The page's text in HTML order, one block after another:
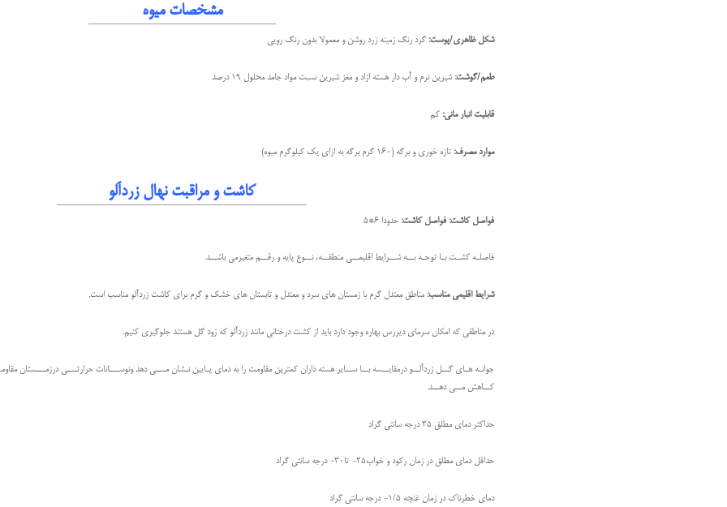
مشخصات میوه
شکل ظاهری/پوست: گرد رنگ زمینه زرد روشن و معمولا بدون رنگ رویی
طعم/گوشت:شیرین نرم و آب دار هسته ازاد و مغز شیرین نسبت مواد جامد محلول 19 درصد
قابلیت انبار مانی: كم
موارد مصرف: تازه خوری و برگه (160 گرم برگه به ازای یک کیلوگرم میوه)
کاشت و مراقبت نهال زردآلو
فواصل کاشت: فواصل کاشت: حدودا 6*5
فاصلـه کشـت بـا توجـه بــه شــرایط اقلیمــی منطقــه، نــوع پایه و رقــم متغیرمی باشــد.
شرایط اقلیمی مناسب:مناطق معتدل گرم با زمستان های سرد و معتدل و تابستان های خشک و گرم برای کاشت زردآلو مناسب است.
در مناطقی كه امکان سرمای ديررس بهاره وجود دارد باید از كشت درختانی مانند زردآلو كه زود گل هستند جلوگيری كنيم.
جوانـه هـای گــل زردآلــو درمقايــسه بــا ســاير هسته داران كمترين مقاومت را به دمای پـايين نـشان مـــی دهد ونوســـانات حرارتـــی درزمـــستان
كــاهش مــی دهــد.
حداكثر دمای مطلق 35 درجه سانتی گراد
حداقل دمای مطلق در زمان رکود و خواب25- تا30- درجه سانتی گراد
دمای خطرناک در زمان غنچه 1/5- درجه سانتی گراد